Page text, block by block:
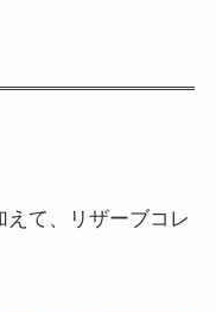
て、リザーブコレ